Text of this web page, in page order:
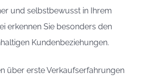
und selbstbewusst in Ihrem
erkennen Sie besonders den
Kundenbeziehungen.
über erste Verkaufserfahrungen